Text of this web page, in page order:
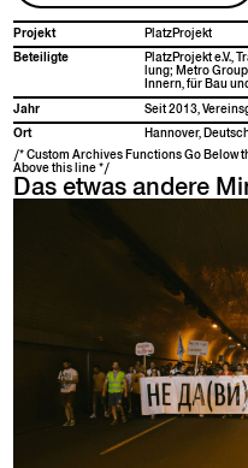
Pro­jekt
PlatzPro­jekt
Beteiligte
PlatzPro­jekt e.V.,
lung; Metro
Innern, für Bau
Jahr
Seit 2013,
Ort
Han­nover,
/* Custom Archives Functions Go Below
Above this line */
Das etwas andere